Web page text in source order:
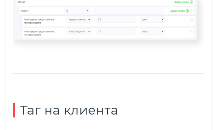
Таг на клиента